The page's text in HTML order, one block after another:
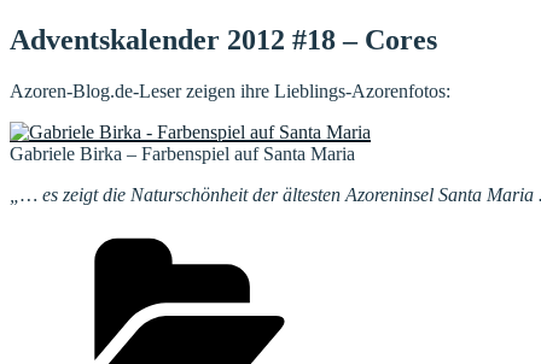
Adventskalender 2012 #18 – Cores
Azoren-Blog.de-Leser zeigen ihre Lieblings-Azorenfotos:
Gabriele Birka – Farbenspiel auf Santa Maria
„… es zeigt die Naturschönheit der ältesten Azoreninsel Santa